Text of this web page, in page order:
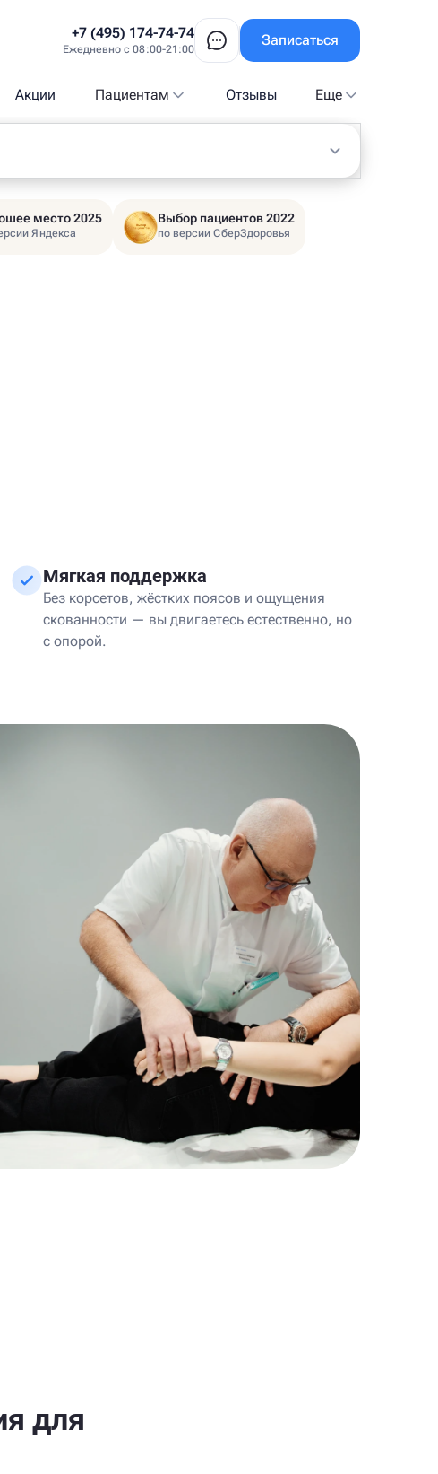
+7 (495) 174-74-74
Ежедневно с 08:00-21:00
Записаться
Акции Пациентам Отзывы Еще
место 2025
Яндекса
Выбор пациентов 2022
по версии СберЗдоровья
Мягкая поддержка
Без корсетов, жёстких поясов и ощущения
скованности — вы двигаетесь естественно, но
с опорой.
для